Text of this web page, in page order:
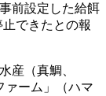
前設定した給餌
できたとの報
産（真鯛、
ァーム」（ハマ